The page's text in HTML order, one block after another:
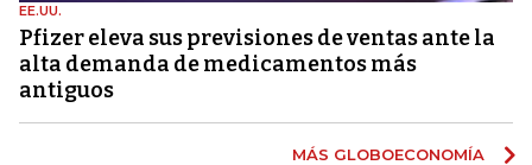
EE.UU.
Pfizer eleva sus previsiones de ventas ante la
alta demanda de medicamentos más
antiguos
MÁS GLOBOECONOMÍA